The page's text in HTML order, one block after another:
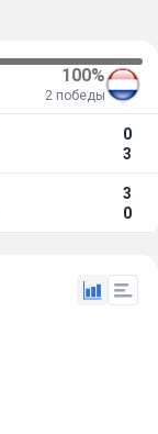
100%
2 победы
0
3
3
0